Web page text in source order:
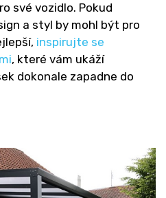
své vozidlo. Pokud
a styl by mohl být pro
inspirujte se
, které vám ukáží
dokonale zapadne do